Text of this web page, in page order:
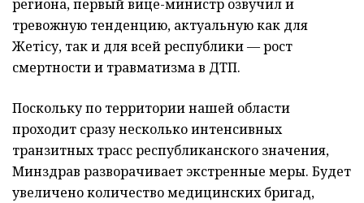
региона, первый вице-министр озвучил и
тревожную тенденцию, актуальную как для
Жетісу, так и для всей республики — рост
смертности и травматизма в ДТП.
Поскольку по территории нашей области
проходит сразу несколько интенсивных
транзитных трасс республиканского значения,
Минздрав разворачивает экстренные меры. Будет
увеличено количество медицинских бригад,